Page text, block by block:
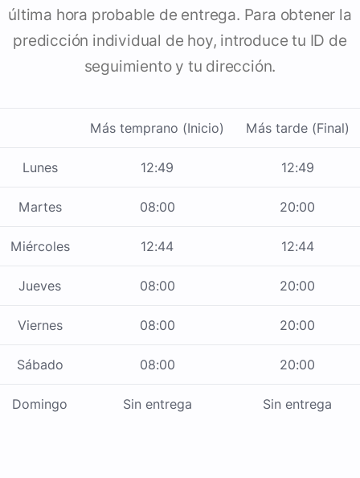
última hora probable de entrega. Para obtener la
predicción individual de hoy, introduce tu ID de
seguimiento y tu dirección.
Más temprano (Inicio) Más tarde (Final)
Lunes 12:49 12:49
Martes 08:00 20:00
Miércoles 12:44 12:44
Jueves 08:00 20:00
Viernes 08:00 20:00
Sábado 08:00 20:00
Domingo Sin entrega Sin entrega